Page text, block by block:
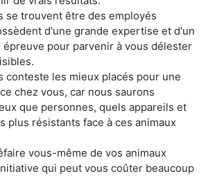
se trouvent être des employés
d'une grande expertise et d'un
pour parvenir à vous délester
conteste les mieux placés pour une
chez vous, car nous saurons
que personnes, quels appareils et
plus résistants face à ces animaux
vous-même de vos animaux
qui peut vous coûter beaucoup